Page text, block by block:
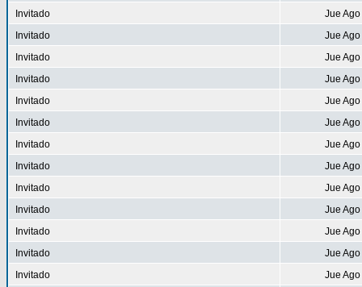
Invitado
Jue
Invitado
Jue
Invitado
Jue
Invitado
Jue
Invitado
Jue
Invitado
Jue
Invitado
Jue
Invitado
Jue
Invitado
Jue
Invitado
Jue
Invitado
Jue
Invitado
Jue
Invitado
Jue